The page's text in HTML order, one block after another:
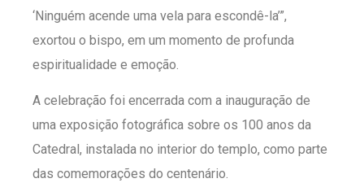
‘Ninguém acende uma vela para escondê-la’”,
exortou o bispo, em um momento de profunda
espiritualidade e emoção.
A celebração foi encerrada com a inauguração de
uma exposição fotográfica sobre os 100 anos da
Catedral, instalada no interior do templo, como parte
das comemorações do centenário.